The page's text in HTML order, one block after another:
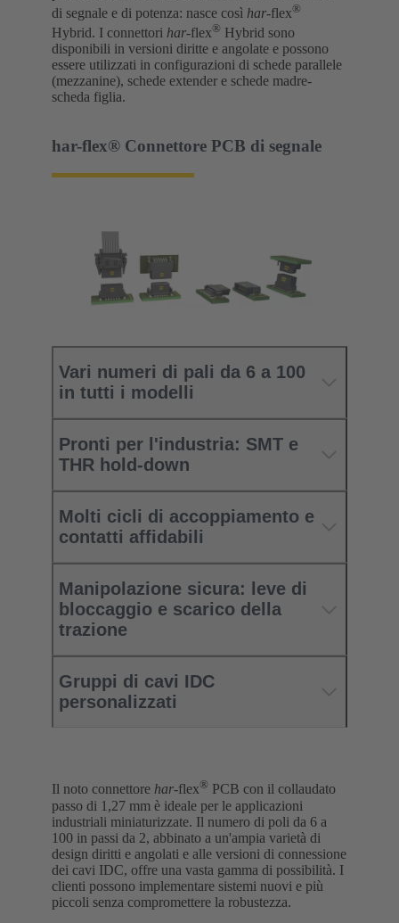
di segnale e di potenza: nasce così har-flex®
Hybrid. I connettori har-flex® Hybrid sono
disponibili in versioni diritte e angolate e possono
essere utilizzati in configurazioni di schede parallele
(mezzanine), schede extender e schede madre-
scheda figlia.
har-flex® Connettore PCB di segnale
Vari numeri di pali da 6 a 100
in tutti i modelli
Pronti per l'industria: SMT e
THR hold-down
Molti cicli di accoppiamento e
contatti affidabili
Manipolazione sicura: leve di
bloccaggio e scarico della
trazione
Gruppi di cavi IDC
personalizzati
Il noto connettore har-flex® PCB con il collaudato
passo di 1,27 mm è ideale per le applicazioni
industriali miniaturizzate. Il numero di poli da 6 a
100 in passi da 2, abbinato a un'ampia varietà di
design diritti e angolati e alle versioni di connessione
dei cavi IDC, offre una vasta gamma di possibilità. I
clienti possono implementare sistemi nuovi e più
piccoli senza compromettere la robustezza.